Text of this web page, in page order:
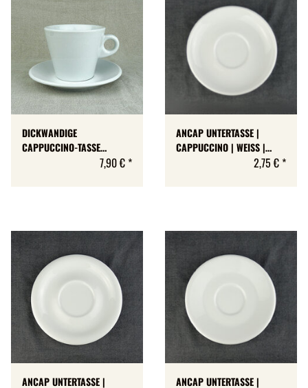
DICKWANDIGE
CAPPUCCINO-TASSE
»PADOVA« | WEISS | NUOVA
7,90 € *
ANCAP UNTERTASSE |
CAPPUCCINO | WEISS |
2,75 € *
ANCAP UNTERTASSE | ANCAP UNTERTASSE |